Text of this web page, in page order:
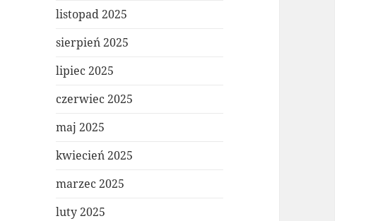
listopad 2025
sierpień 2025
lipiec 2025
czerwiec 2025
maj 2025
kwiecień 2025
marzec 2025
luty 2025